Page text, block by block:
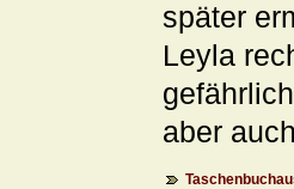
später
Leyla
aber